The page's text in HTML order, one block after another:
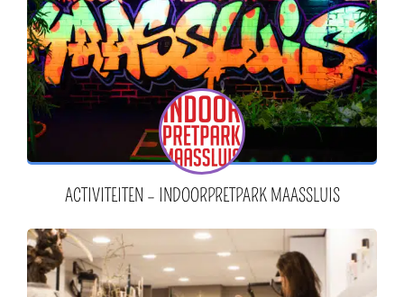
ACTIVITEITEN – INDOORPRETPARK MAASSLUIS